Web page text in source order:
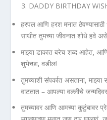
DADDY BIRTHDAY
हरपल आणि हरश मनात
साथीत तुमच्या जीवनात शोधे हवे
माझ्या डाकात बरेच शब्द आहेत,
शुभेच्छा, वडील!
तुमच्याशी संपर्कात असताना,
वाटतात – आपल्या वल्लीचे
तुमच्यावर आणि आमच्या कुटुंबावर